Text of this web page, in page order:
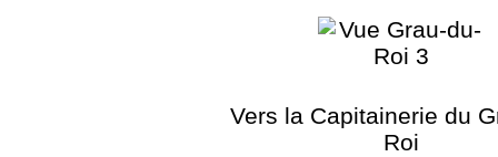
Vers la Capitainerie du
Roi